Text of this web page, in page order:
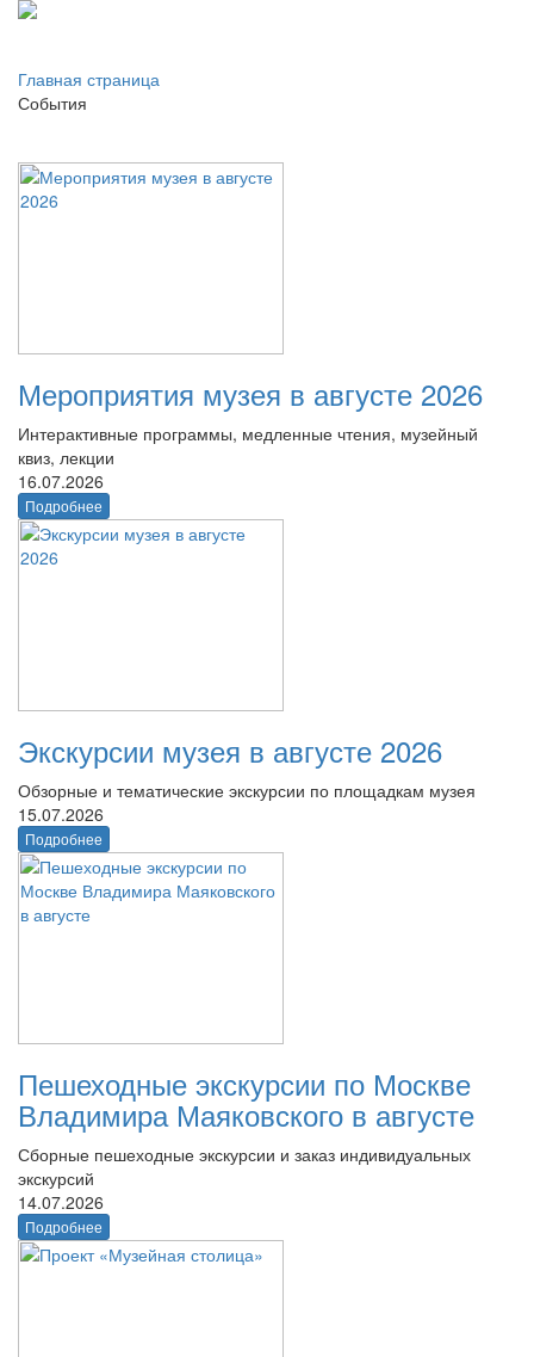
Главная страница
События
Мероприятия музея в августе 2026
Интерактивные программы, медленные чтения, музейный
квиз, лекции
16.07.2026
Подробнее
Экскурсии музея в августе 2026
Обзорные и тематические экскурсии по площадкам музея
15.07.2026
Подробнее
Пешеходные экскурсии по Москве
Владимира Маяковского в августе
Сборные пешеходные экскурсии и заказ индивидуальных
экскурсий
14.07.2026
Подробнее